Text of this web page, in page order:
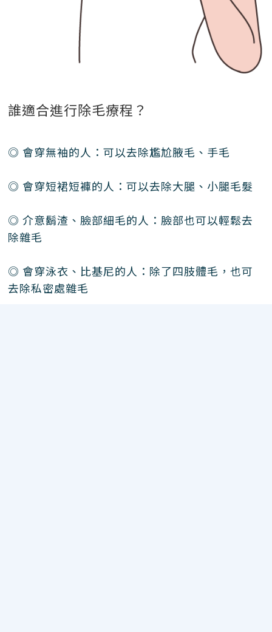
誰適合進行除毛療程？
◎ 會穿無袖的人：可以去除尷尬腋毛、手毛
◎ 會穿短裙短褲的人：可以去除大腿、小腿毛髮
◎ 介意鬍渣、臉部細毛的人：臉部也可以輕鬆去
除雜毛
◎ 會穿泳衣、比基尼的人：除了四肢體毛，也可
去除私密處雜毛